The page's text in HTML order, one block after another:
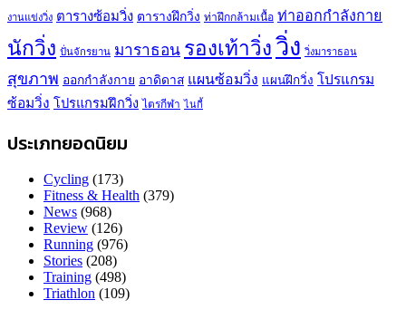
งานแข่งวิ่ง ตารางซ้อมวิ่ง ตารางฝึกวิ่ง ท่าฝึกกล้ามเนื้อ ท่าออกกำลังกาย
นักวิ่ง ปั่นจักรยาน มาราธอน รองเท้าวิ่ง วิ่ง วิ่งมาราธอน
สุขภาพ ออกกำลังกาย อาดิดาส แผนซ้อมวิ่ง แผนฝึกวิ่ง โปรแกรม
ซ้อมวิ่ง โปรแกรมฝึกวิ่ง ไตรกีฬา ไนกี้
ประเภทยอดนิยม
Cycling (173)
Fitness & Health (379)
News (968)
Review (126)
Running (976)
Stories (208)
Training (498)
Triathlon (109)